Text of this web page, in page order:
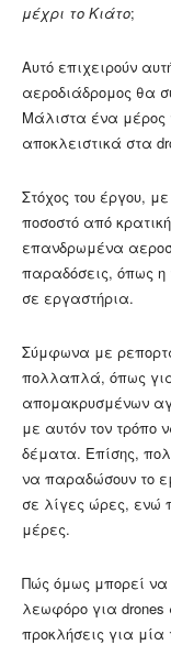
μέχρι το Κιάτο;
Αυτό επιχειρούν
αεροδιάδρομος θα
Μάλιστα ένα μέρος
αποκλειστικά στα
Στόχος του έργου,
ποσοστό από
επανδρωμένα
παραδόσεις, όπως
σε εργαστήρια.
Σύμφωνα με
πολλαπλά, όπως
απομακρυσμένων
με αυτόν τον τρόπο
δέματα. Επίσης,
να παραδώσουν το
σε λίγες ώρες, ενώ
μέρες.
Πώς όμως μπορεί να
λεωφόρο για drones
προκλήσεις για μία